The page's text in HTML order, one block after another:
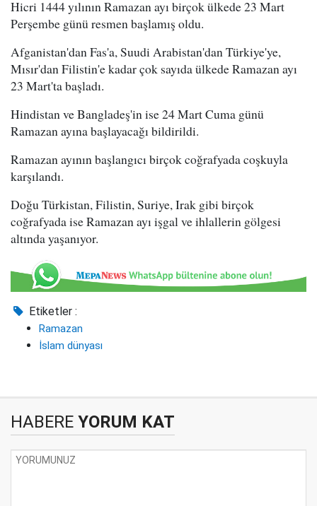
Hicri 1444 yılının Ramazan ayı birçok ülkede 23 Mart
Perşembe günü resmen başlamış oldu.
Afganistan'dan Fas'a, Suudi Arabistan'dan Türkiye'ye,
Mısır'dan Filistin'e kadar çok sayıda ülkede Ramazan ayı
23 Mart'ta başladı.
Hindistan ve Bangladeş'in ise 24 Mart Cuma günü
Ramazan ayına başlayacağı bildirildi.
Ramazan ayının başlangıcı birçok coğrafyada coşkuyla
karşılandı.
Doğu Türkistan, Filistin, Suriye, Irak gibi birçok
coğrafyada ise Ramazan ayı işgal ve ihlallerin gölgesi
altında yaşanıyor.
Etiketler :
Ramazan
İslam dünyası
HABERE YORUM KAT